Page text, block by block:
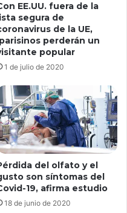
EE.UU. fuera de la
segura de
de la UE,
parisinos perderán un
popular
1 de julio de 2020
del olfato y el
son síntomas del
19, afirma estudio
18 de junio de 2020